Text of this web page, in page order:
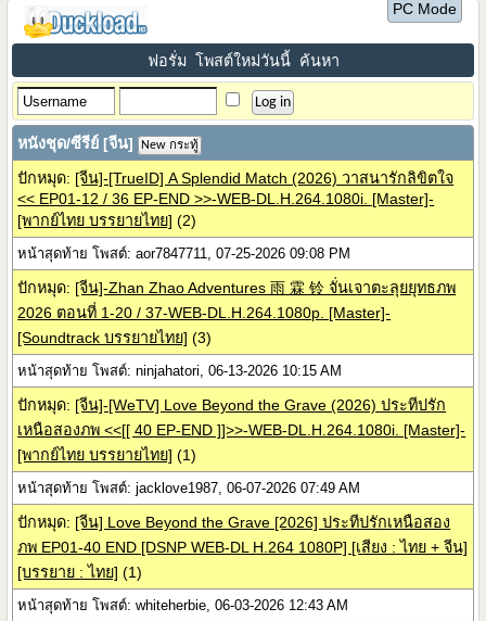
PC Mode
ฟอรั่ม โพสต์ใหม่วันนี้ ค้นหา
หนังชุด/ซีรีย์ [จีน] New กระทู้
ปักหมุด: [จีน]-[TrueID] A Splendid Match (2026) วาสนารักลิขิตใจ
<< EP01-12 / 36 EP-END >>-WEB-DL.H.264.1080i. [Master]-
[พากย์ไทย บรรยายไทย] (2)
หน้าสุดท้าย โพสต์: aor7847711, 07-25-2026 09:08 PM
ปักหมุด: [จีน]-Zhan Zhao Adventures 雨 霖 铃 จั่นเจาตะลุยยุทธภพ
2026 ตอนที่ 1-20 / 37-WEB-DL.H.264.1080p. [Master]-
[Soundtrack บรรยายไทย] (3)
หน้าสุดท้าย โพสต์: ninjahatori, 06-13-2026 10:15 AM
ปักหมุด: [จีน]-[WeTV] Love Beyond the Grave (2026) ประทีปรัก
เหนือสองภพ <<[[ 40 EP-END ]]>>-WEB-DL.H.264.1080i. [Master]-
[พากย์ไทย บรรยายไทย] (1)
หน้าสุดท้าย โพสต์: jacklove1987, 06-07-2026 07:49 AM
ปักหมุด: [จีน] Love Beyond the Grave [2026] ประทีปรักเหนือสอง
ภพ EP01-40 END [DSNP WEB-DL H.264 1080P] [เสียง : ไทย + จีน]
[บรรยาย : ไทย] (1)
หน้าสุดท้าย โพสต์: whiteherbie, 06-03-2026 12:43 AM